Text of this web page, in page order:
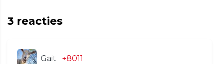
3 reacties
Gait +8011